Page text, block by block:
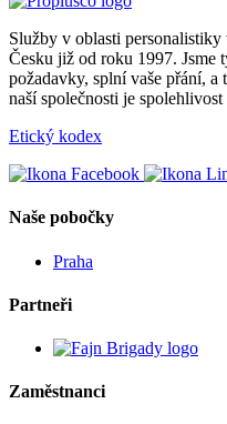
Služby v oblasti
Česku již od roku 1997. Jsme
požadavky, splní vaše přání,
naší společnosti je
Etický kodex
Naše pobočky
Praha
Partneři
Zaměstnanci